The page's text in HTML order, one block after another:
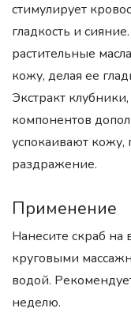
стимулирует
гладкость и
растительные
кожу, делая ее
Экстракт
компонентов
успокаивают кожу,
раздражение.
Применение
Нанесите скраб
круговыми
водой.
неделю.